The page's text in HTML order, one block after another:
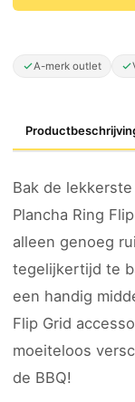
A-merk outlet
Bak de
Plancha Ring
alleen genoeg
tegelijkertijd te
een handig
Flip Grid
moeiteloos
de BBQ!